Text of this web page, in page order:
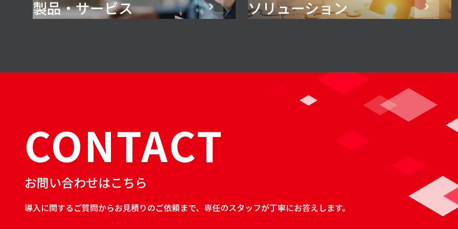
製品・サービス ソリューション
CONTACT
お問い合わせはこちら
導入に関するご質問からお見積りのご依頼まで、専任のスタッフが丁寧にお答えします。